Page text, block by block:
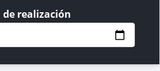
de realización